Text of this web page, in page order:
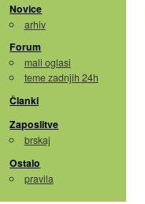
Novice
arhiv
Forum
mali oglasi
teme zadnjih 24h
Članki
Zaposlitve
brskaj
Ostalo
pravila